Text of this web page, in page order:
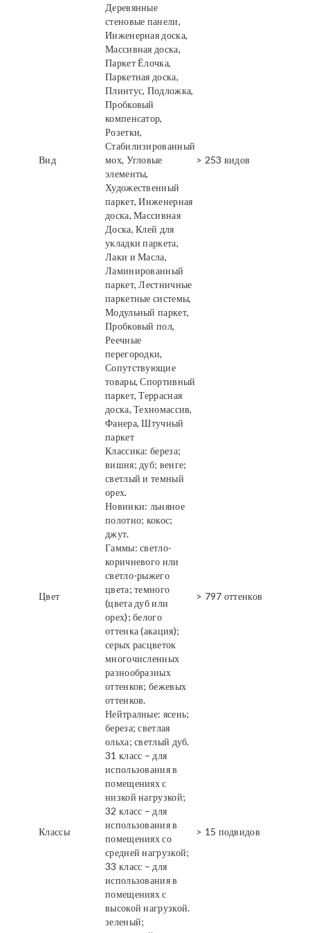
Вид
Деревянные
стеновые панели,
Инженерная доска,
Массивная доска,
Паркет Ёлочка,
Паркетная доска,
Плинтус, Подложка,
Пробковый
компенсатор,
Розетки,
Стабилизированный
мох, Угловые
элементы,
Художественный
паркет, Инженерная
доска, Массивная
Доска, Клей для
укладки паркета,
Лаки и Масла,
Ламинированный
паркет, Лестничные
паркетные системы,
Модульный паркет,
Пробковый пол,
Реечные
перегородки,
Сопутствующие
товары, Спортивный
паркет, Террасная
доска, Техномассив,
Фанера, Штучный
паркет
> 253 видов
Цвет
Классика: береза;
вишня; дуб; венге;
светлый и темный
орех.
Новинки: льняное
полотно; кокос;
джут.
Гаммы: светло-
коричневого или
светло-рыжего
цвета; темного
(цвета дуб или
орех); белого
оттенка (акация);
серых расцветок
многочисленных
разнообразных
оттенков; бежевых
оттенков.
Нейтралные: ясень;
береза; светлая
ольха; светлый дуб.
> 797 оттенков
Классы
31 класс – для
использования в
помещениях с
низкой нагрузкой;
32 класс – для
использования в
помещениях со
средней нагрузкой;
33 класс – для
использования в
помещениях с
высокой нагрузкой.
> 15 подвидов
зеленый;